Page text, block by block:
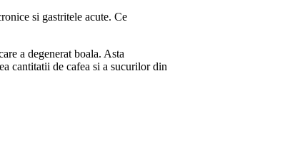
si gastritele acute. Ce
a degenerat boala. Asta
cantitatii de cafea si a sucurilor din